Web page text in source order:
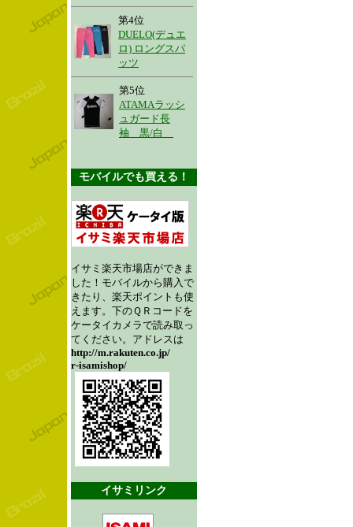
第4位
DUELO(デュエ
ロ) ロングスパ
ッツ
第5位
ATAMAラッシ
ュガード長
袖 黒/白
モバイルでも買える！
イサミ楽天市場店ができま
した！モバイルから購入で
きたり、楽天ポイントも使
えます。下のＱＲコードを
ケータイカメラで読み取っ
てください。アドレスは
http://m.rakuten.co.jp/
r-isamishop/
イサミリンク